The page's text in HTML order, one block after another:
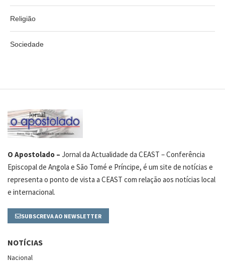
Religião
Sociedade
O Apostolado – Jornal da Actualidade da CEAST – Conferência
Episcopal de Angola e São Tomé e Príncipe, é um site de notícias e
representa o ponto de vista a CEAST com relação aos notícias local
e internacional.
SUBSCREVA AO NEWSLETTER
NOTÍCIAS
Nacional